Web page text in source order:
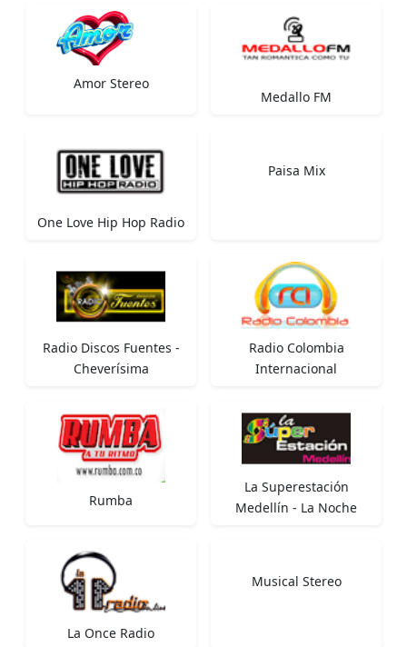
Amor Stereo
Medallo FM
One Love Hip Hop Radio
Paisa Mix
Radio Discos Fuentes -
Cheverísima
Radio Colombia
Internacional
Rumba
La Superestación
Medellín - La Noche
La Once Radio
Musical Stereo